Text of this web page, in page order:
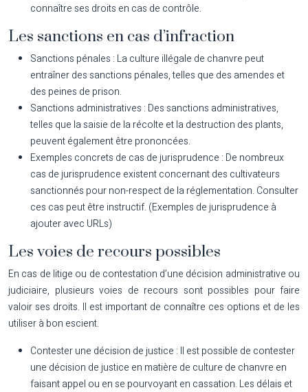
connaître ses droits en cas de contrôle.
Les sanctions en cas d’infraction
Sanctions pénales : La culture illégale de chanvre peut
entraîner des sanctions pénales, telles que des amendes et
des peines de prison.
Sanctions administratives : Des sanctions administratives,
telles que la saisie de la récolte et la destruction des plants,
peuvent également être prononcées.
Exemples concrets de cas de jurisprudence : De nombreux
cas de jurisprudence existent concernant des cultivateurs
sanctionnés pour non-respect de la réglementation. Consulter
ces cas peut être instructif. (Exemples de jurisprudence à
ajouter avec URLs)
Les voies de recours possibles
En cas de litige ou de contestation d’une décision administrative ou
judiciaire, plusieurs voies de recours sont possibles pour faire
valoir ses droits. Il est important de connaître ces options et de les
utiliser à bon escient.
Contester une décision de justice : Il est possible de contester
une décision de justice en matière de culture de chanvre en
faisant appel ou en se pourvoyant en cassation. Les délais et